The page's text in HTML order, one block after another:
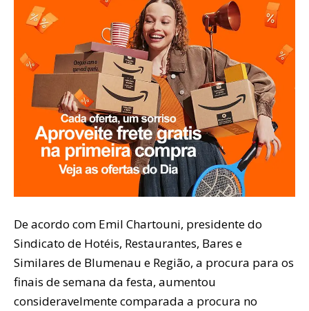
De acordo com Emil Chartouni, presidente do
Sindicato de Hotéis, Restaurantes, Bares e
Similares de Blumenau e Região, a procura para os
finais de semana da festa, aumentou
consideravelmente comparada a procura no